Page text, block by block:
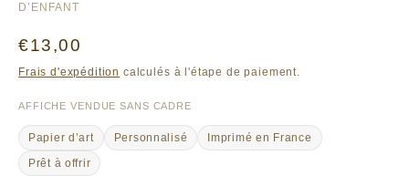
D’ENFANT
Prix
habituel
€13,00
Frais d'expédition calculés à l'étape de paiement.
AFFICHE VENDUE SANS CADRE
Papier d’art Personnalisé
Imprimé en France
Prêt à offrir